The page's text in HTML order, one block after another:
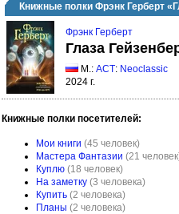
Книжные полки Фрэнк Герберт
Фрэнк Герберт
Глаза
М.: АСТ: Neoclassic
2024 г.
Книжные полки посетителей:
Мои книги (45 человек)
Мастера Фантазии (21
Куплю (18 человек)
На заметку (3 человека)
Купить (2 человека)
Планы (2 человека)